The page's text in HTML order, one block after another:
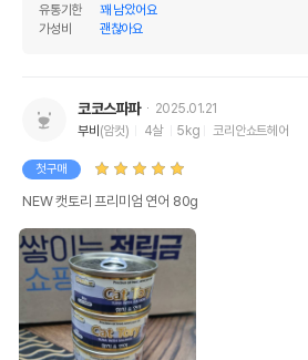
유통기한
꽤 남았어요
가성비
괜찮아요
코코스파파
2025.01.21
부비 (암컷) 4살 5kg 코리안쇼트헤어
첫구매
NEW 캣토리 프리미엄 연어 80g